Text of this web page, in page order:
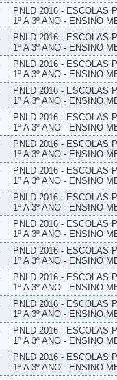
PNLD 2016 - ESCOLAS
1º A 3º ANO - ENSINO
PNLD 2016 - ESCOLAS
1º A 3º ANO - ENSINO
PNLD 2016 - ESCOLAS
1º A 3º ANO - ENSINO
PNLD 2016 - ESCOLAS
1º A 3º ANO - ENSINO
PNLD 2016 - ESCOLAS
1º A 3º ANO - ENSINO
PNLD 2016 - ESCOLAS
1º A 3º ANO - ENSINO
PNLD 2016 - ESCOLAS
1º A 3º ANO - ENSINO
PNLD 2016 - ESCOLAS
1º A 3º ANO - ENSINO
PNLD 2016 - ESCOLAS
1º A 3º ANO - ENSINO
PNLD 2016 - ESCOLAS
1º A 3º ANO - ENSINO
PNLD 2016 - ESCOLAS
1º A 3º ANO - ENSINO
PNLD 2016 - ESCOLAS
1º A 3º ANO - ENSINO
PNLD 2016 - ESCOLAS
1º A 3º ANO - ENSINO
PNLD 2016 - ESCOLAS
1º A 3º ANO - ENSINO